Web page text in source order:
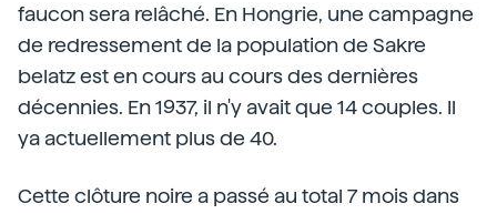
faucon sera relâché. En Hongrie, une campagne
de redressement de la population de Sakre
belatz est en cours au cours des dernières
décennies. En 1937, il n'y avait que 14 couples. Il
ya actuellement plus de 40.
Cette clôture noire a passé au total 7 mois dans